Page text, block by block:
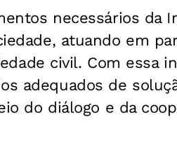
necessários da
atuando em
civil. Com essa
adequados de
do diálogo e da